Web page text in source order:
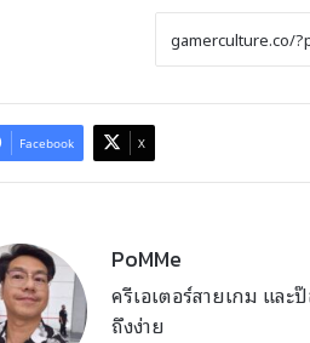
Facebook X
PoMMe
ครีเอเตอร์สายเกม และ
ถึงง่าย